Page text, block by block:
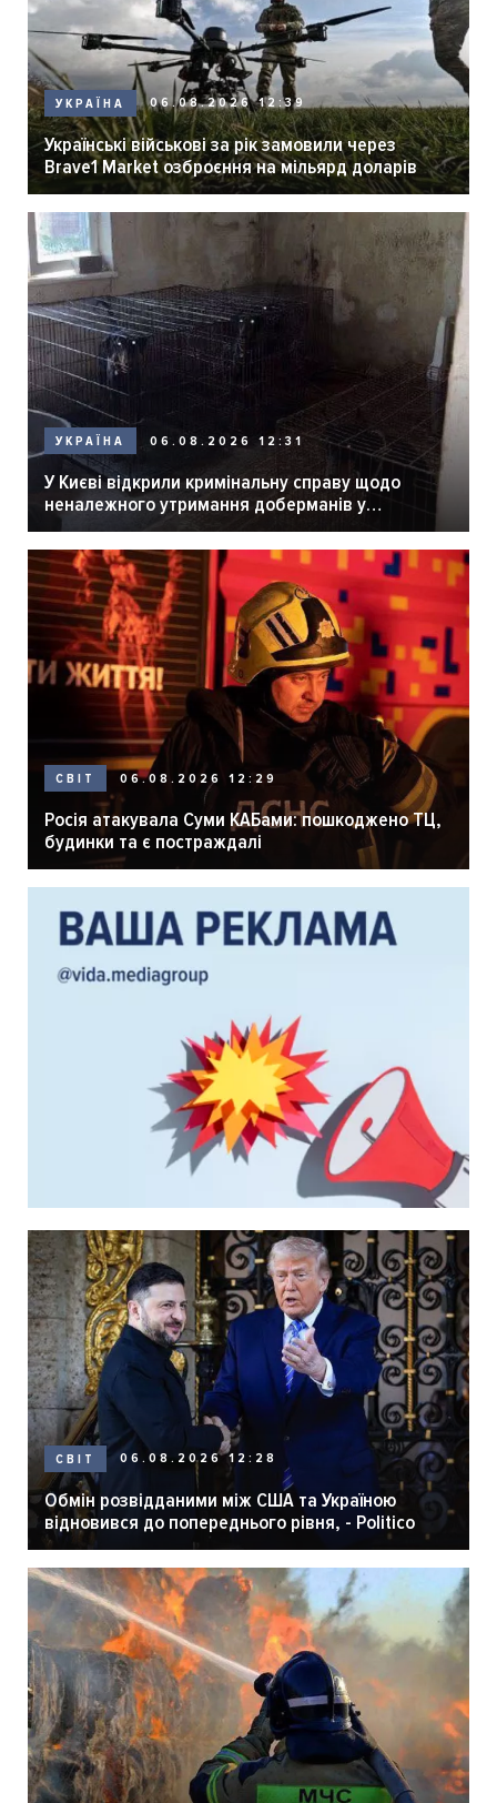
УКРАЇНА 06.08.2026 12:39
Українські військові за рік замовили через
Brave1 Market озброєння на мільярд доларів
УКРАЇНА 06.08.2026 12:31
У Києві відкрили кримінальну справу щодо
неналежного утримання доберманів у
розпліднику
СВІТ 06.08.2026 12:29
Росія атакувала Суми КАБами: пошкоджено ТЦ,
будинки та є постраждалі
СВІТ 06.08.2026 12:28
Обмін розвідданими між США та Україною
відновився до попереднього рівня, - Politico